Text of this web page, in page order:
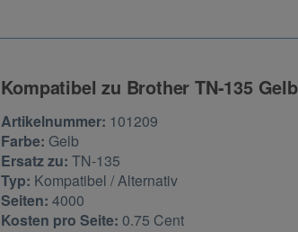
Kompatibel zu Brother TN-135
Zur Artikelbewertung
Artikelnummer: 101209
Farbe: Gelb
Ersatz zu:TN-135
Typ: Kompatibel / Alternativ
Seiten:4000
Kosten pro Seite: 0.75 Cent